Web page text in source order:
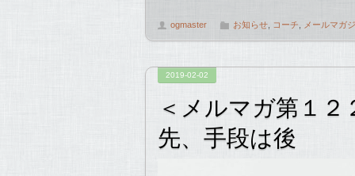
c
e
b
o
tt
er
ail
ogmaster お知らせ コーチ メールマガ
2019-02-02
＜メルマガ第１
先、手段は後